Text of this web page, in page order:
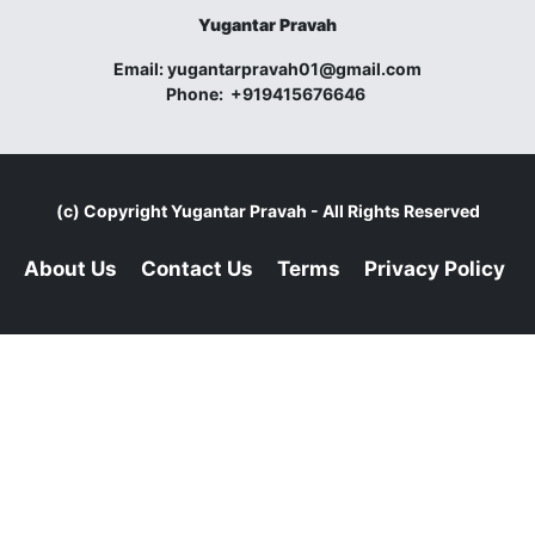
Yugantar Pravah
Email:yugantarpravah01@gmail.com
Phone: +919415676646
(c) CopyrightYugantar Pravah - All Rights Reserved
About Us Contact Us Terms Privacy Policy